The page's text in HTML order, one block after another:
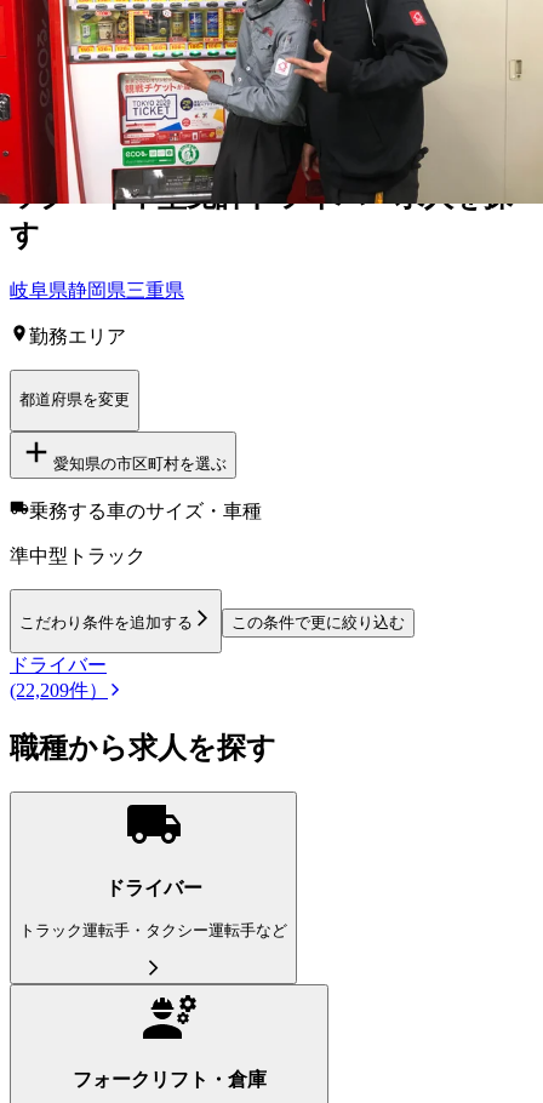
市
豊明市日進市愛西市清須市北名古屋市 弥富市みよし市
長久手市愛知郡東郷町西春日井郡豊山町 丹羽郡大口町
郡扶桑町
海部郡蟹江町海部郡飛島村知多郡東浦町額田郡幸田
町
東海 】他の都道府県から
準中型トラ
ック・準中型免許ドライバー求人を探
す
岐阜県静岡県三重県
勤務エリア
都道府県を変更
愛知県の市区町村を選ぶ
乗務する車のサイズ・車種
準中型トラック
こだわり条件を追加する この条件で更に絞り込む
ドライバー
(22,209件）
職種から求人を探す
ドライバー
トラック運転手・タクシー運転手など
フォークリフト・倉庫